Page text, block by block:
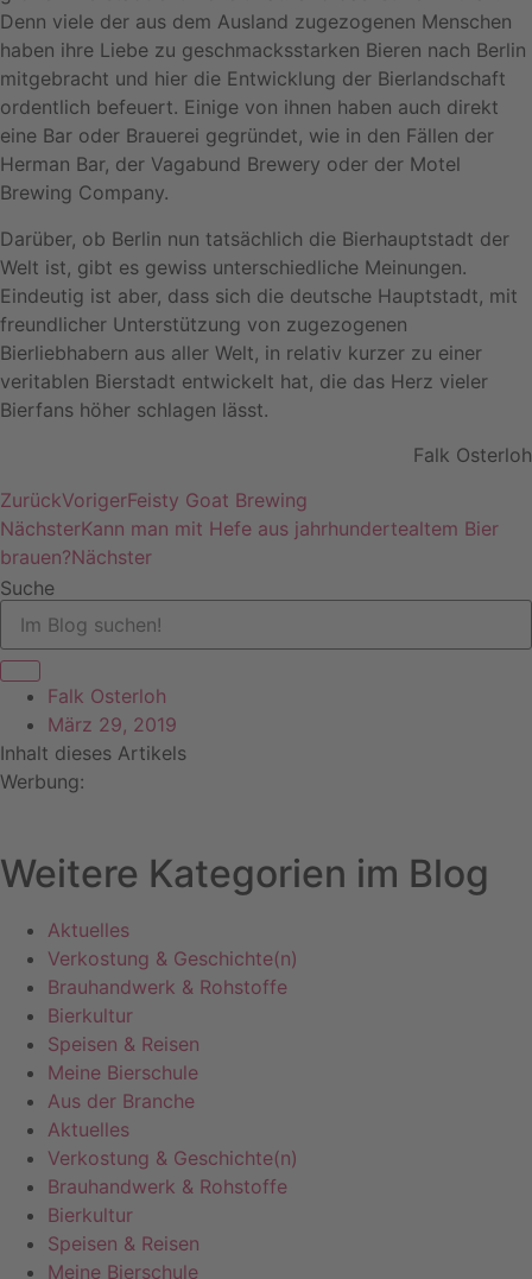
Denn viele der aus dem Ausland zugezogenen Menschen
haben ihre Liebe zu geschmacksstarken Bieren nach Berlin
mitgebracht und hier die Entwicklung der Bierlandschaft
ordentlich befeuert. Einige von ihnen haben auch direkt
eine Bar oder Brauerei gegründet, wie in den Fällen der
Herman Bar, der Vagabund Brewery oder der Motel
Brewing Company.
Darüber, ob Berlin nun tatsächlich die Bierhauptstadt der
Welt ist, gibt es gewiss unterschiedliche Meinungen.
Eindeutig ist aber, dass sich die deutsche Hauptstadt, mit
freundlicher Unterstützung von zugezogenen
Bierliebhabern aus aller Welt, in relativ kurzer zu einer
veritablen Bierstadt entwickelt hat, die das Herz vieler
Bierfans höher schlagen lässt.
Falk Osterloh
ZurückVorigerFeisty Goat Brewing
NächsterKann man mit Hefe aus jahrhundertealtem Bier
brauen?Nächster
Suche
Falk Osterloh
März 29, 2019
Inhalt dieses Artikels
Werbung:
Weitere Kategorien im Blog
Aktuelles
Verkostung & Geschichte(n)
Brauhandwerk & Rohstoffe
Bierkultur
Speisen & Reisen
Meine Bierschule
Aus der Branche
Aktuelles
Verkostung & Geschichte(n)
Brauhandwerk & Rohstoffe
Bierkultur
Speisen & Reisen
Meine Bierschule